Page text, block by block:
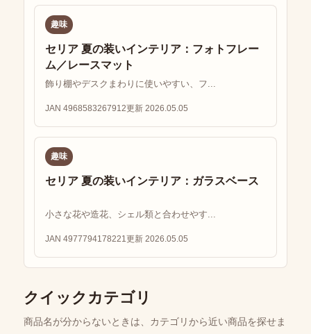
趣味
セリア 夏の装いインテリア：フォトフレー
ム／レースマット
飾り棚やデスクまわりに使いやすい、フ...
JAN 4968583267912更新 2026.05.05
趣味
セリア 夏の装いインテリア：ガラスベース
小さな花や造花、シェル類と合わせやす...
JAN 4977794178221 更新 2026.05.05
クイックカテゴリ
商品名が分からないときは、カテゴリから近い商品を探せま